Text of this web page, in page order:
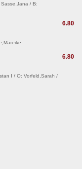
/ B:
6.80
6.80
I / O: Vorfeld,Sarah /